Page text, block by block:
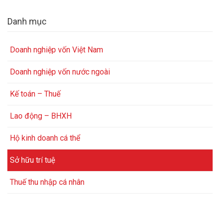
Danh mục
Doanh nghiệp vốn Việt Nam
Doanh nghiệp vốn nước ngoài
Kế toán – Thuế
Lao động – BHXH
Hộ kinh doanh cá thể
Sở hữu trí tuệ
Thuế thu nhập cá nhân